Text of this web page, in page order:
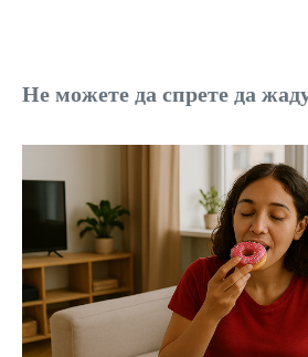
Не можете да спрете да